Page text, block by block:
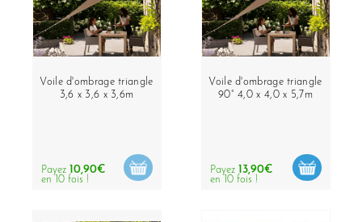
Voile d'ombrage triangle
3,6 x 3,6 x 3,6m
Payez 10,90€
en 10 fois !
Voile d'ombrage triangle
90° 4,0 x 4,0 x 5,7m
Payez 13,90€
en 10 fois !